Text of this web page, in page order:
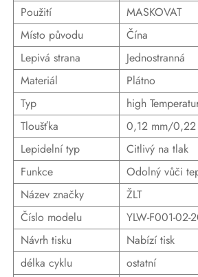
Použití
MASKOVAT
Místo původu
Čína
Lepivá strana
Jednostranná
Materiál
Plátno
Typ
high
Tloušťka
0,12 mm/
Lepidelní typ
Citlivý na tlak
Funkce
Odolný vůči
Název značky
ŽLT
Číslo modelu
YLW-F001-02-
Návrh tisku
Nabízí tisk
délka cyklu
ostatní